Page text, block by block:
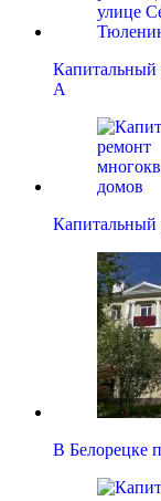
Капитальный
А
Капитальный
В Белорецке